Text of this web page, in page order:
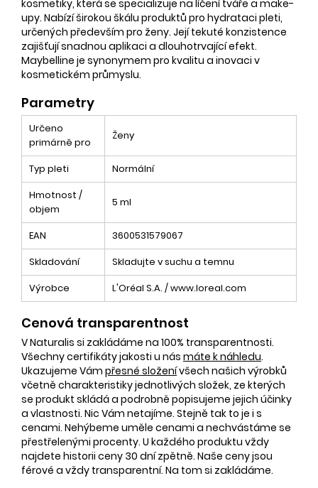
kosmetiky, která se specializuje na líčení tváře a make-
upy. Nabízí širokou škálu produktů pro hydrataci pleti,
určených především pro ženy. Její tekuté konzistence
zajišťují snadnou aplikaci a dlouhotrvající efekt.
Maybelline je synonymem pro kvalitu a inovaci v
kosmetickém průmyslu.
Parametry
Určeno
primárně pro
Ženy
Typ pleti
Normální
Hmotnost /
objem
5 ml
EAN
3600531579067
Skladování
Skladujte v suchu a temnu
Výrobce
L'Oréal S.A. / www.loreal.com
Cenová transparentnost
V Naturalis si zakládáme na 100% transparentnosti.
Všechny certifikáty jakosti u nás máte k náhledu.
Ukazujeme Vám přesné složenívšech našich výrobků
včetně charakteristiky jednotlivých složek, ze kterých
se produkt skládá a podrobně popisujeme jejich účinky
a vlastnosti. Nic Vám netajíme. Stejně tak to je i s
cenami. Nehýbeme uměle cenami a nechvástáme se
přestřelenými procenty. U každého produktu vždy
najdete historii ceny 30 dní zpětně. Naše ceny jsou
férové a vždy transparentní. Na tom si zakládáme.